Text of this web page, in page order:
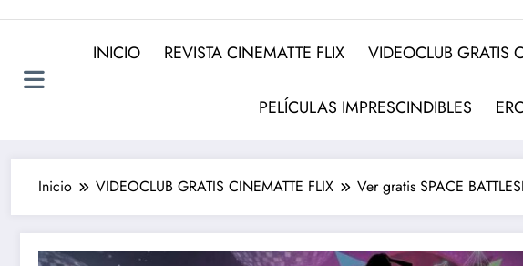
INICIO REVISTA CINEMATTE FLIX VIDEOCLUB GRATIS
PELÍCULAS IMPRESCINDIBLES
Inicio VIDEOCLUB GRATIS CINEMATTE FLIX Ver gratis SPACE